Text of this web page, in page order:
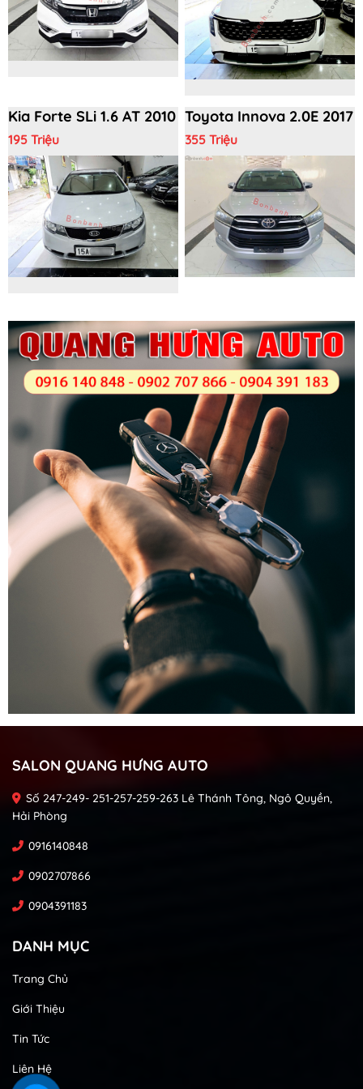
Kia Forte SLi 1.6 AT 2010
195 Triệu
Toyota Innova 2.0E 2017
355 Triệu
SALON QUANG HƯNG AUTO
Số 247-249- 251-257-259-263 Lê Thánh Tông, Ngô Quyền,
Hải Phòng
0916140848
0902707866
0904391183
DANH MỤC
Trang Chủ
Giới Thiệu
Tin Tức
Liên Hệ